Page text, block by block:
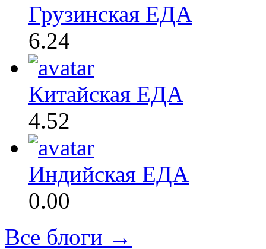
Грузинская ЕДА
6.24
Китайская ЕДА
4.52
Индийская ЕДА
0.00
Все блоги →